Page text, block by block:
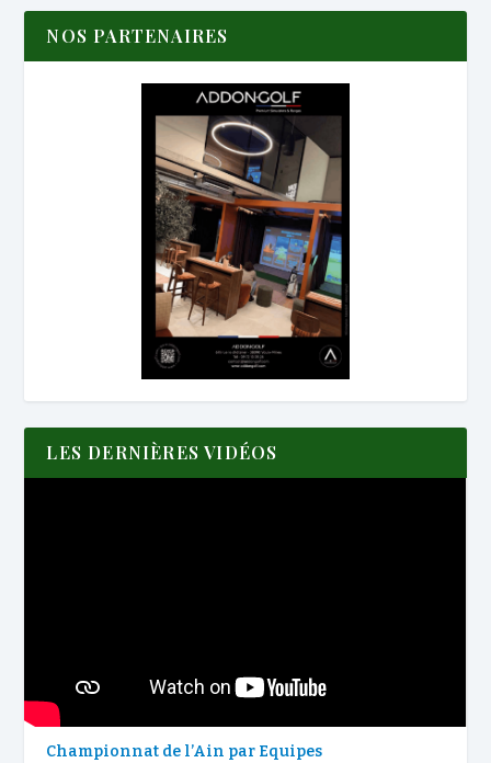
NOS PARTENAIRES
LES DERNIÈRES VIDÉOS
Championnat de l’Ain par Equipes